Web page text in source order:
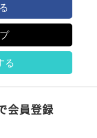
る
会員登録